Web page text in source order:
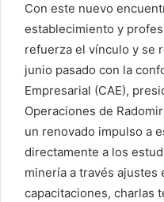
Con este nuevo
establecimiento y
refuerza el vínculo y se
junio pasado con la
Empresarial (CAE),
Operaciones de
un renovado impulso a
directamente a los
minería a través ajustes
capacitaciones, charlas